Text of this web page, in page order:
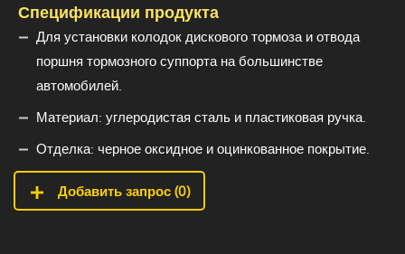
Спецификации продукта
Для установки колодок дискового тормоза и отвода
поршня тормозного суппорта на большинстве
автомобилей.
Материал: углеродистая сталь и пластиковая ручка.
Отделка: черное оксидное и оцинкованное покрытие.
Добавить запрос (0)